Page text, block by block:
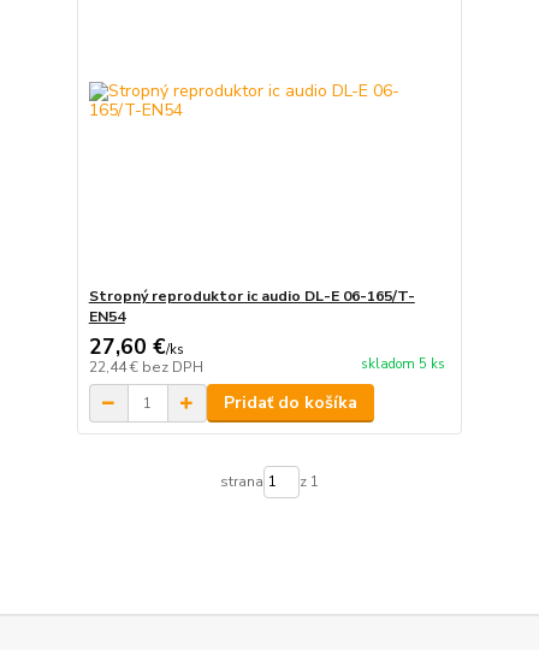
Stropný reproduktor ic audio DL-E 06-165/T-
EN54
27,60 €/ks
22,44 € bez DPH skladom 5 ks
Pridať do košíka
strana z 1